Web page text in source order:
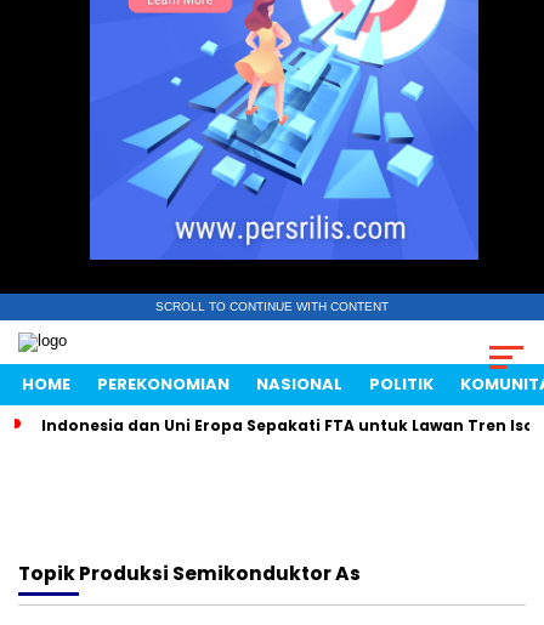
SCROLL TO CONTINUE WITH CONTENT
HOME PEREKONOMIAN NASIONAL POLITIK
Indonesia dan Uni Eropa Sepakati FTA untuk Lawan Tren
TopikProduksi Semikonduktor As